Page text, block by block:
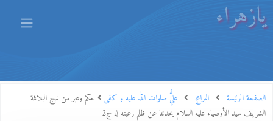
يازهراء
الصفحة الرئيسة البرامج عليٌّ صلوات الله عليه و كفى
حكم وعبر من نهج البلاغة
الشريف سيد الأوصياء عليه السلام يحدثنا عن ظلم رعيته له ج2